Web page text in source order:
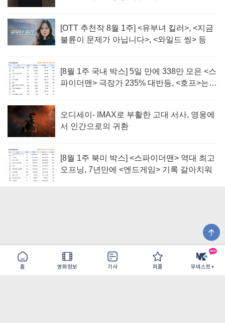
홈 영화정보 기사 피플 무비스트+
[OTT 추천작 8월 1주] <유부녀 킬러>, <지금
불륜이 문제가 아닙니다>, <와일드 씽> 등
[8월 1주 국내 박스] 5일 만에 338만 모은 <스
파이더맨> 극장가 235% 대반등, <호프>는
오디세이- IMAX로 부활한 고대 서사, 영웅에
서 인간으로의 귀환
[8월 1주 북미 박스] <스파이더맨> 역대 최고
오프닝, 7년만에 <엔드게임> 기록 갈아치워